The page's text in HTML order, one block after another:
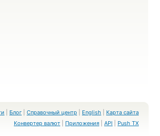
Блог Справочный центр English
Карта сайта
Конвертер валют
Приложения API Push TX